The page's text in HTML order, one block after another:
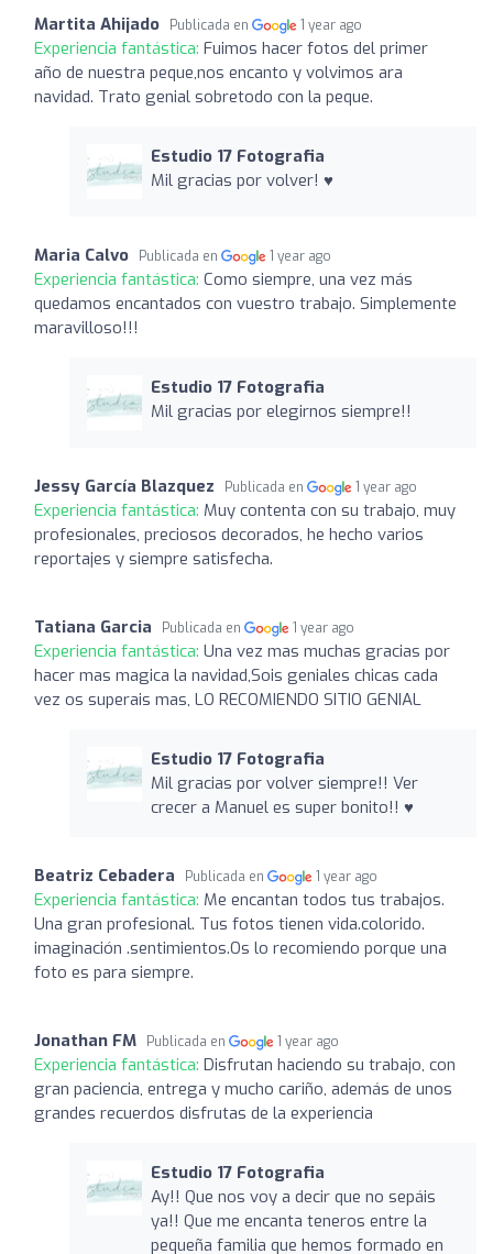
Martita Ahijado Publicada en 1 year ago
Experiencia fantástica: Fuimos hacer fotos del primer
año de nuestra peque,nos encanto y volvimos ara
navidad. Trato genial sobretodo con la peque.
Estudio 17 Fotografia
Mil gracias por volver! ♥️
Maria Calvo Publicada en 1 year ago
Experiencia fantástica: Como siempre, una vez más
quedamos encantados con vuestro trabajo. Simplemente
maravilloso!!!
Estudio 17 Fotografia
Mil gracias por elegirnos siempre!!
Jessy García Blazquez Publicada en 1 year ago
Experiencia fantástica: Muy contenta con su trabajo, muy
profesionales, preciosos decorados, he hecho varios
reportajes y siempre satisfecha.
Tatiana Garcia Publicada en 1 year ago
Experiencia fantástica: Una vez mas muchas gracias por
hacer mas magica la navidad,Sois geniales chicas cada
vez os superais mas, LO RECOMIENDO SITIO GENIAL
Estudio 17 Fotografia
Mil gracias por volver siempre!! Ver
crecer a Manuel es super bonito!! ♥️
Beatriz Cebadera Publicada en 1 year ago
Experiencia fantástica: Me encantan todos tus trabajos.
Una gran profesional. Tus fotos tienen vida.colorido.
imaginación .sentimientos.Os lo recomiendo porque una
foto es para siempre.
Jonathan FM Publicada en 1 year ago
Experiencia fantástica: Disfrutan haciendo su trabajo, con
gran paciencia, entrega y mucho cariño, además de unos
grandes recuerdos disfrutas de la experiencia
Estudio 17 Fotografia
Ay!! Que nos voy a decir que no sepáis
ya!! Que me encanta teneros entre la
pequeña familia que hemos formado en